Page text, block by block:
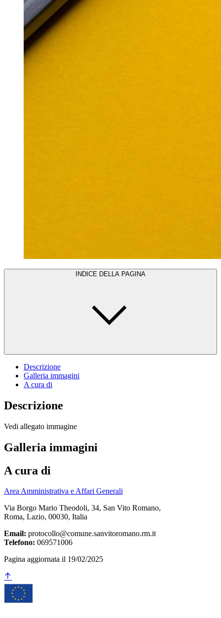
INDICE DELLA PAGINA
Descrizione
Galleria immagini
A cura di
Descrizione
Vedi allegato immagine
Galleria immagini
A cura di
Area Amministrativa e Affari Generali
Via Borgo Mario Theodoli, 34, San Vito Romano,
Roma, Lazio, 00030, Italia
Email: protocollo@comune.sanvitoromano.rm.it
Telefono: 069571006
Pagina aggiornata il 19/02/2025